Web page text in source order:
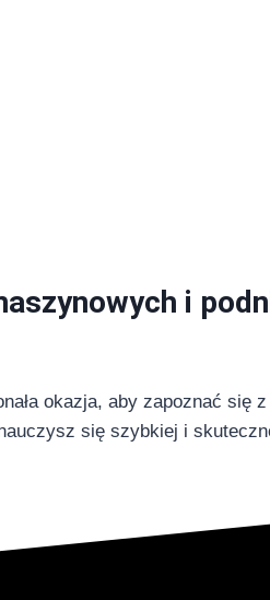
i
okazja, aby zapoznać się
się szybkiej i